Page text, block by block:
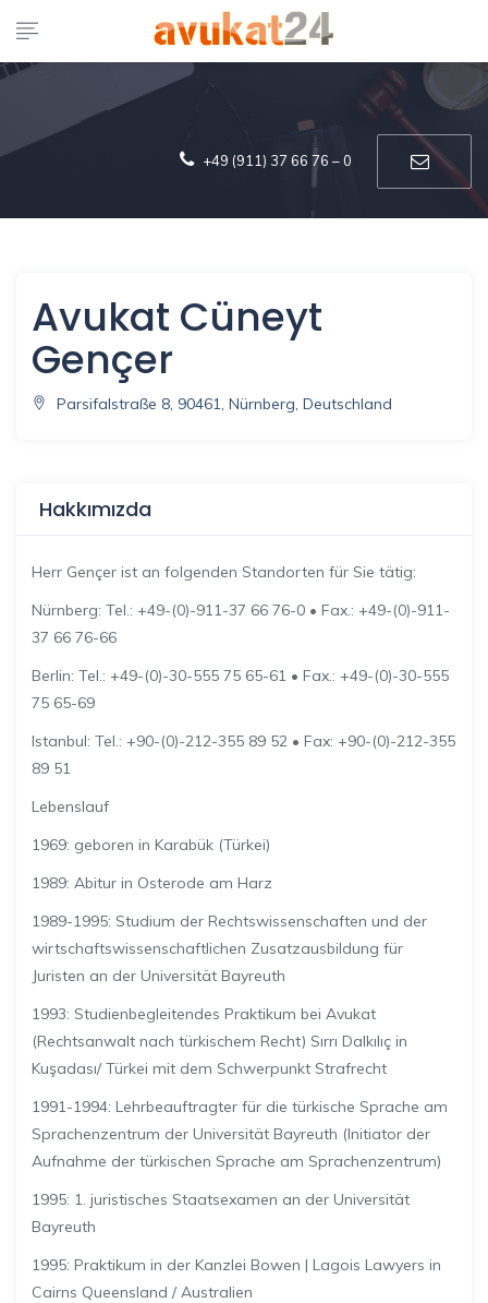
+49 (911) 37 66 76 – 0
Avukat Cüneyt
Gençer
Parsifalstraße 8, 90461, Nürnberg, Deutschland
Hakkımızda
Herr Gençer ist an folgenden Standorten für Sie tätig:
Nürnberg: Tel.: +49-(0)-911-37 66 76-0 • Fax.: +49-(0)-911-
37 66 76-66
Berlin: Tel.: +49-(0)-30-555 75 65-61 • Fax.: +49-(0)-30-555
75 65-69
Istanbul: Tel.: +90-(0)-212-355 89 52 • Fax: +90-(0)-212-355
89 51
Lebenslauf
1969: geboren in Karabük (Türkei)
1989: Abitur in Osterode am Harz
1989-1995: Studium der Rechtswissenschaften und der
wirtschaftswissenschaftlichen Zusatzausbildung für
Juristen an der Universität Bayreuth
1993: Studienbegleitendes Praktikum bei Avukat
(Rechtsanwalt nach türkischem Recht) Sırrı Dalkılıç in
Kuşadası/ Türkei mit dem Schwerpunkt Strafrecht
1991-1994: Lehrbeauftragter für die türkische Sprache am
Sprachenzentrum der Universität Bayreuth (Initiator der
Aufnahme der türkischen Sprache am Sprachenzentrum)
1995: 1. juristisches Staatsexamen an der Universität
Bayreuth
1995: Praktikum in der Kanzlei Bowen | Lagois Lawyers in
Cairns Queensland / Australien